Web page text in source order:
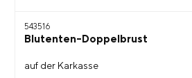
543516
Blutenten-Doppelbrust
auf der Karkasse